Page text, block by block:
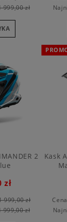
999,00 zł
2
zł
999,00 zł
999,00 zł
Kask